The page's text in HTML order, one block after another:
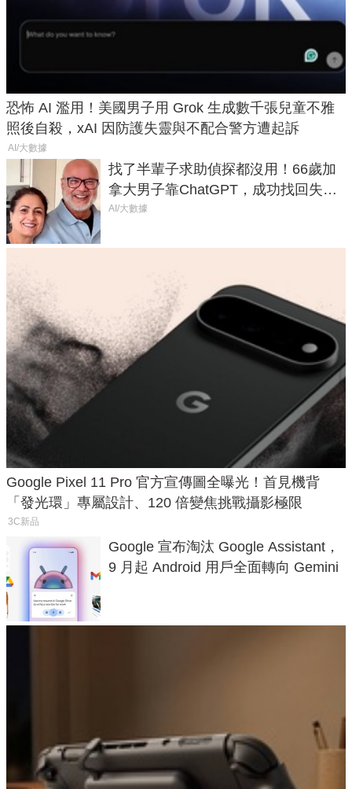
恐怖 AI 濫用！美國男子用 Grok 生成數千張兒童不雅
照後自殺，xAI 因防護失靈與不配合警方遭起訴
AI/大數據
找了半輩子求助偵探都沒用！66歲加
拿大男子靠ChatGPT，成功找回失散
50年家人
AI/大數據
Google Pixel 11 Pro 官方宣傳圖全曝光！首見機背
「發光環」專屬設計、120 倍變焦挑戰攝影極限
3C新品
Google 宣布淘汰 Google Assistant，
9 月起 Android 用戶全面轉向 Gemini